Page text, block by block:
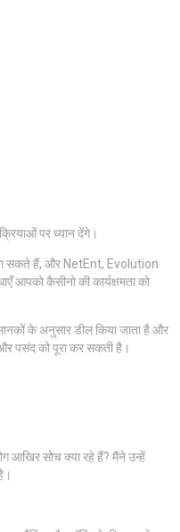
पर ध्यान देंगे।
जा सकते हैं, और NetEnt, Evolution
कैसीनो की कार्यक्षमता को
के अनुसार डील किया जाता है और
पसंद को पूरा कर सकती है।
आखिर सोच क्या रहे हैं? मैंने उन्हें